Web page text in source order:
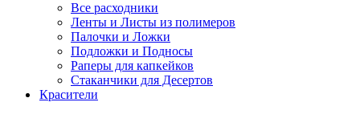
Все расходники
Ленты и Листы из полимеров
Палочки и Ложки
Подложки и Подносы
Раперы для капкейков
Стаканчики для Десертов
Красители